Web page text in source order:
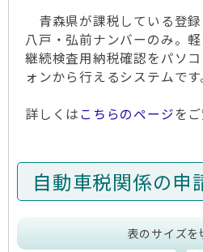
青森県が課税している登録
八戸・弘前ナンバーのみ。
継続検査用納税確認をパソ
ォンから行えるシステムです
詳しくはこちらのページを
自動車税関係の申
表のサイズを